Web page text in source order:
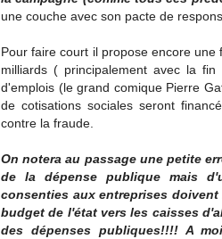
une couche avec son pacte de
Pour faire court il propose encore
milliards ( principalement avec la
d'emplois (le grand comique Pierre
de cotisations sociales seront
contre la fraude.
On notera au passage une petite
de la dépense publique mais
consenties aux entreprises
budget de l'état vers les caisses
des dépenses publiques!!!! A